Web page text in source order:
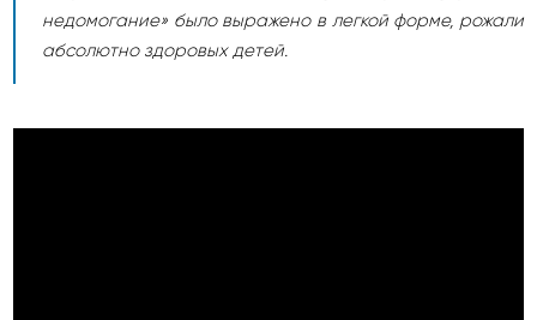
недомогание» было выражено в легкой форме, рожали
абсолютно здоровых детей.